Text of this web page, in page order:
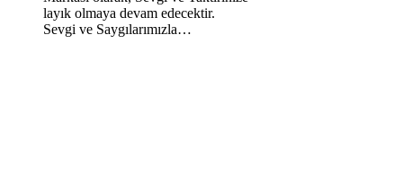
layık olmaya devam edecektir.
Sevgi ve Saygılarımızla…